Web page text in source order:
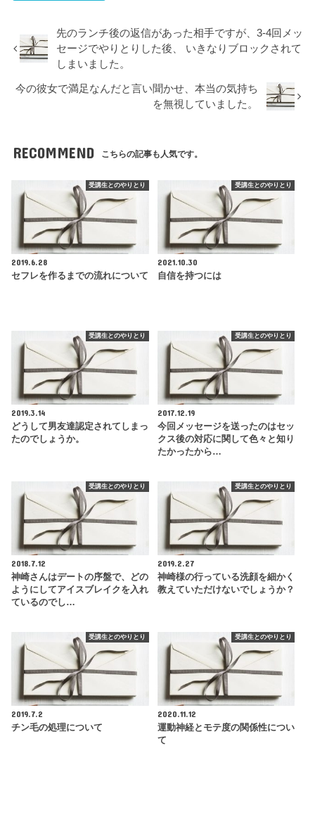
先のランチ後の返信があった相手ですが、3-4回メッ
セージでやりとりした後、 いきなりブロックされて
しまいました。
今の彼女で満足なんだと言い聞かせ、本当の気持ち
を無視していました。
RECOMMEND こちらの記事も人気です。
受講生とのやりとり
2019.6.28
セフレを作るまでの流れについて
受講生とのやりとり
2021.10.30
自信を持つには
受講生とのやりとり
2019.3.14
どうして男友達認定されてしまっ
たのでしょうか。
受講生とのやりとり
2017.12.19
今回メッセージを送ったのはセッ
クス後の対応に関して色々と知り
たかったから…
受講生とのやりとり
2018.7.12
神崎さんはデートの序盤で、どの
ようにしてアイスブレイクを入れ
ているのでし…
受講生とのやりとり
2019.2.27
神崎様の行っている洗顔を細かく
教えていただけないでしょうか？
受講生とのやりとり
2019.7.2
チン毛の処理について
受講生とのやりとり
2020.11.12
運動神経とモテ度の関係性につい
て